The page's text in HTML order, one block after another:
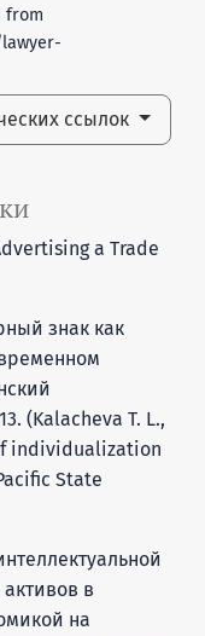
from
ссылок
a Trade
знак как
(Kalacheva T. L.,
individualization
State
в
на